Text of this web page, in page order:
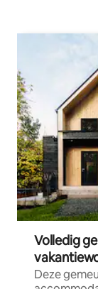
Volledig
Deze